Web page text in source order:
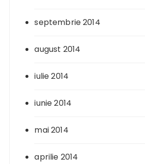
septembrie 2014
august 2014
iulie 2014
iunie 2014
mai 2014
aprilie 2014